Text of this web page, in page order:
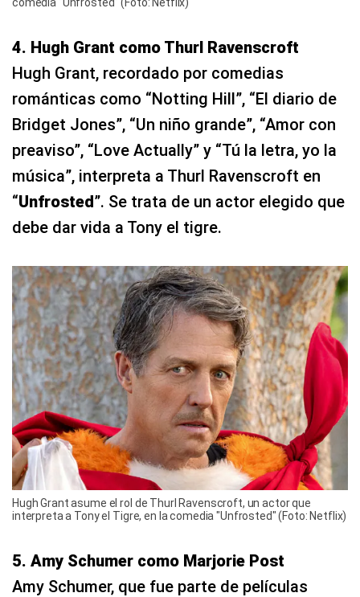
4. Hugh Grant como Thurl Ravenscroft
Hugh Grant, recordado por comedias
románticas como “Notting Hill”, “El diario de
Bridget Jones”, “Un niño grande”, “Amor con
preaviso”, “Love Actually” y “Tú la letra, yo la
música”, interpreta a Thurl Ravenscroft en
“Unfrosted”. Se trata de un actor elegido que
debe dar vida a Tony el tigre.
Hugh Grant asume el rol de Thurl Ravenscroft, un actor que
interpreta a Tony el Tigre, en la comedia "Unfrosted" (Foto: Netflix)
5. Amy Schumer como Marjorie Post
Amy Schumer, que fue parte de películas